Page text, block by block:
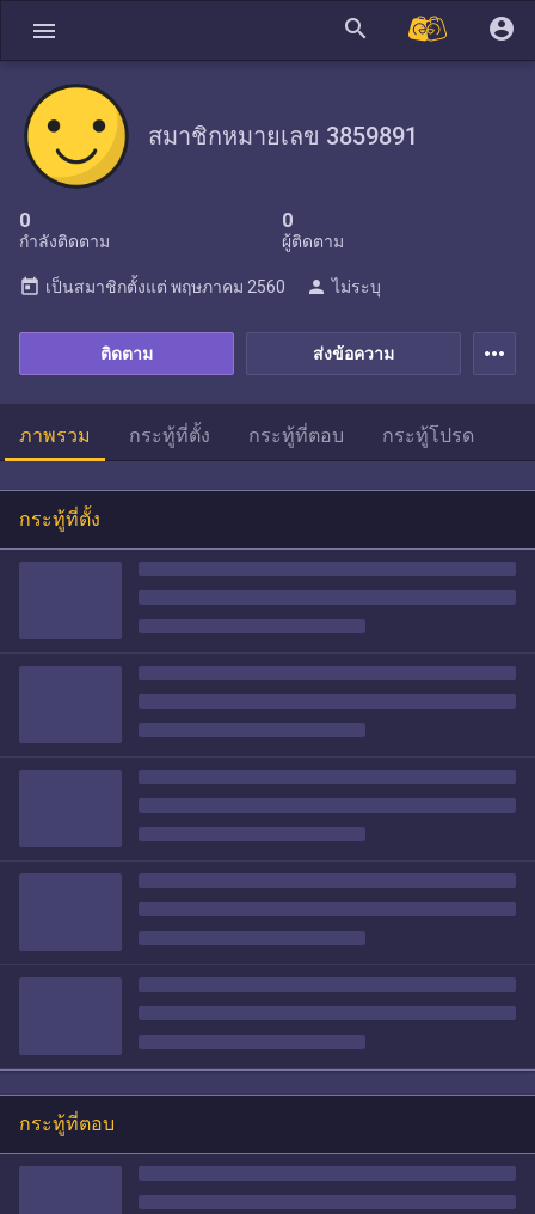
menu search account_circle
สมาชิกหมายเลข 3859891
0
กำลังติดตาม
0
ผู้ติดตาม
ส่งข้อความ
ติดตาม
today เป็นสมาชิกตั้งแต่ พฤษภาคม 2560 person ไม่ระบุ
more_horiz
ภาพรวม กระทู้ที่ตั้ง กระทู้ที่ตอบ กระทู้โปรด
กระทู้ที่ตั้ง
กระทู้ที่ตอบ